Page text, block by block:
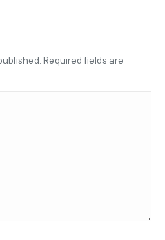
Required fields are